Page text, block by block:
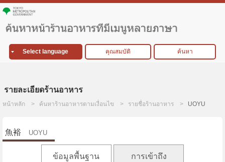
Select language คุณสมบัติ ค้นหา
รายละเอียดร้านอาหาร
หน้าหลัก ค้นหาร้านอาหารตามเงื่อนไข รายชื่อร้านอาหาร UOYU
魚裕 UOYU
ข้อมูลพื้นฐาน การเข้าถึง